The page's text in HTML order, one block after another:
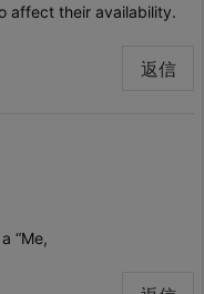
affect their availability.
返信
“Me,